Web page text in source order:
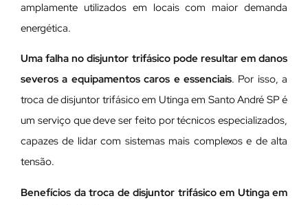
amplamente utilizados em locais com maior demanda
energética.
Uma falha no disjuntor trifásico pode resultar em danos
severos a equipamentos caros e essenciais. Por isso, a
troca de disjuntor trifásico em Utinga em Santo André SP é
um serviço que deve ser feito por técnicos especializados,
capazes de lidar com sistemas mais complexos e de alta
tensão.
Benefícios da troca de disjuntor trifásico em Utinga em